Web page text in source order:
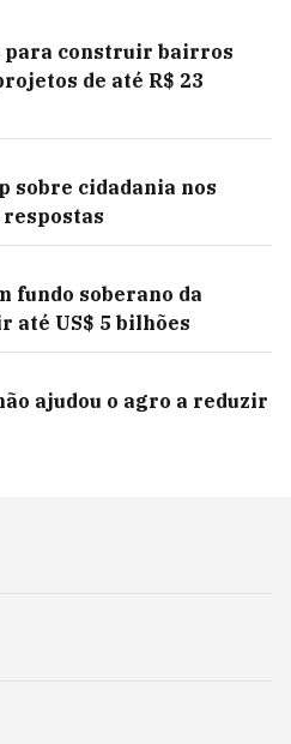
para construir bairros
de até R$ 23
sobre cidadania nos
fundo soberano da
até US$ 5 bilhões
ajudou o agro a reduzir